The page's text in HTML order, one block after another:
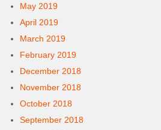
May 2019
April 2019
March 2019
February 2019
December 2018
November 2018
October 2018
September 2018